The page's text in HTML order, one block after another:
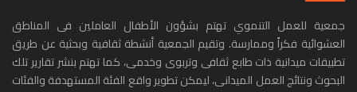
جمعية للعمل التنموي تهتم بشؤون الأطفال العاملين فى المناطق
العشوائية فكراً وممارسة. وتقيم الجمعية أنشطة ثقافية وبحثية عن طريق
تطبيقات ميدانية ذات طابع ثقافى وتربوى وخدمى، كما تهتم بنشر تقارير تلك
البحوث ونتائج العمل الميدانى، ليمكن تطوير واقع الفئة المستهدفة والفئات